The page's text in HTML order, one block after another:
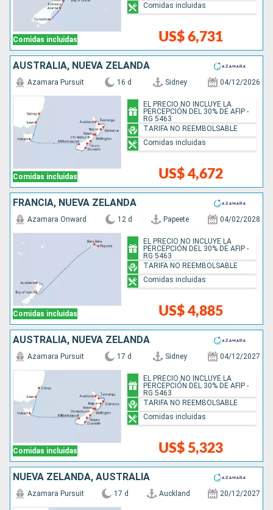
Comidas incluidas US$ 6,731
Comidas incluidas
AUSTRALIA, NUEVA ZELANDA
Comidas incluidas
Azamara Pursuit 16 d Sidney 04/12/2026
US$ 4,672
EL PRECIO NO INCLUYE LA
PERCEPCIÓN DEL 30% DE AFIP -
RG 5463
TARIFA NO REEMBOLSABLE
Comidas incluidas
FRANCIA, NUEVA ZELANDA
Comidas incluidas
Azamara Onward 12 d Papeete 04/02/2028
US$ 4,885
EL PRECIO NO INCLUYE LA
PERCEPCIÓN DEL 30% DE AFIP -
RG 5463
TARIFA NO REEMBOLSABLE
Comidas incluidas
AUSTRALIA, NUEVA ZELANDA
Comidas incluidas
Azamara Pursuit 17 d Sidney 04/12/2027
US$ 5,323
EL PRECIO NO INCLUYE LA
PERCEPCIÓN DEL 30% DE AFIP -
RG 5463
TARIFA NO REEMBOLSABLE
Comidas incluidas
NUEVA ZELANDA, AUSTRALIA
Azamara Pursuit 17 d Auckland 20/12/2027